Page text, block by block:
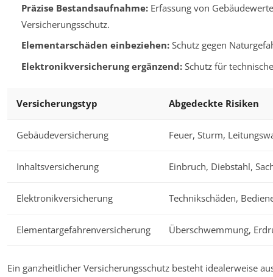
Präzise Bestandsaufnahme:Erfassung von
Versicherungsschutz.
Elementarschäden einbeziehen:Schutz gegen
Elektronikversicherung ergänzend:Schutz für
Versicherungstyp Abgedeckte Risiken
Gebäudeversicherung Feuer, Sturm,
Inhaltsversicherung Einbruch, Diebstahl,
Elektronikversicherung Technikschäden,
Elementargefahrenversicherung Überschwemmung,
Ein ganzheitlicher Versicherungsschutz besteht idealerweise